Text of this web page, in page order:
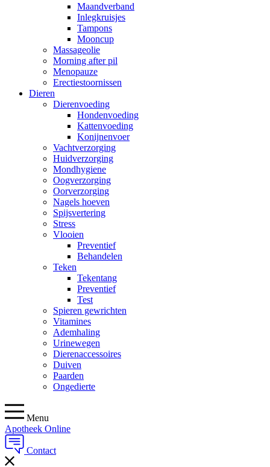
Maandverband
Inlegkruisjes
Tampons
Mooncup
Massageolie
Morning after pil
Menopauze
Erectiestoornissen
Dieren
Dierenvoeding
Hondenvoeding
Kattenvoeding
Konijnenvoer
Vachtverzorging
Huidverzorging
Mondhygiene
Oogverzorging
Oorverzorging
Nagels hoeven
Spijsvertering
Stress
Vlooien
Preventief
Behandelen
Teken
Tekentang
Preventief
Test
Spieren gewrichten
Vitamines
Ademhaling
Urinewegen
Dierenaccessoires
Duiven
Paarden
Ongedierte
Menu
Apotheek Online
Contact